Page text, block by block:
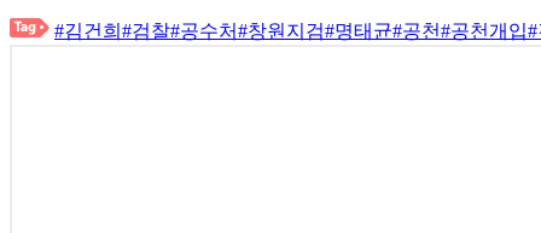
#김건희 #검찰#공수처#창원지검#명태균#공천#공천개입